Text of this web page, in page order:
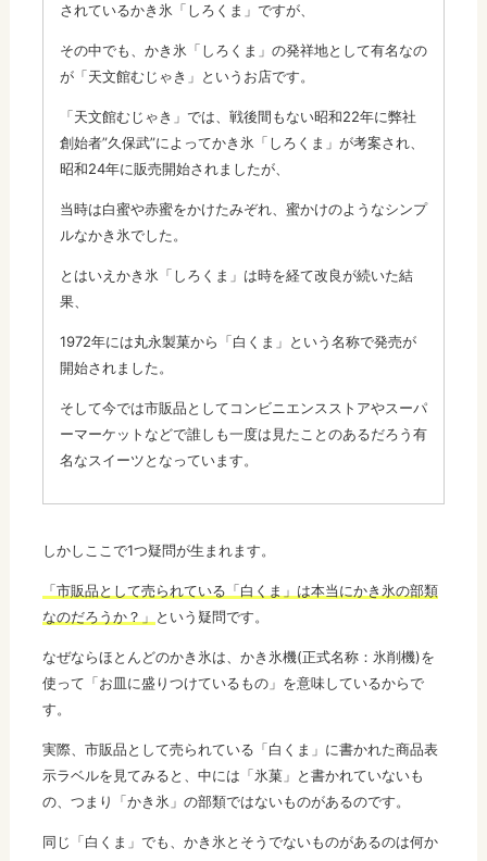
されているかき氷「しろくま」ですが、
その中でも、かき氷「しろくま」の発祥地として有名なの
が「天文館むじゃき」というお店です。
「天文館むじゃき」では、戦後間もない昭和22年に弊社
創始者”久保武”によってかき氷「しろくま」が考案され、
昭和24年に販売開始されましたが、
当時は白蜜や赤蜜をかけたみぞれ、蜜かけのようなシンプ
ルなかき氷でした。
とはいえかき氷「しろくま」は時を経て改良が続いた結
果、
1972年には丸永製菓から「白くま」という名称で発売が
開始されました。
そして今では市販品としてコンビニエンスストアやスーパ
ーマーケットなどで誰しも一度は見たことのあるだろう有
名なスイーツとなっています。
しかしここで1つ疑問が生まれます。
「市販品として売られている「白くま」は本当にかき氷の部類
なのだろうか？」 という疑問です。
なぜならほとんどのかき氷は、かき氷機(正式名称：氷削機)を
使って「お皿に盛りつけているもの」を意味しているからで
す。
実際、市販品として売られている「白くま」に書かれた商品表
示ラベルを見てみると、中には「氷菓」と書かれていないも
の、つまり「かき氷」の部類ではないものがあるのです。
同じ「白くま」でも、かき氷とそうでないものがあるのは何か